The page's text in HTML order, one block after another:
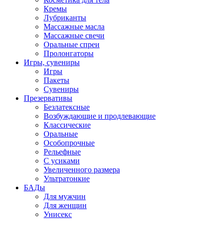
Кремы
Лубриканты
Массажные масла
Массажные свечи
Оральные спреи
Пролонгаторы
Игры, сувениры
Игры
Пакеты
Сувениры
Презервативы
Безлатексные
Возбуждающие и продлевающие
Классические
Оральные
Особопрочные
Рельефные
С усиками
Увеличенного размера
Ультратонкие
БАДы
Для мужчин
Для женщин
Унисекс